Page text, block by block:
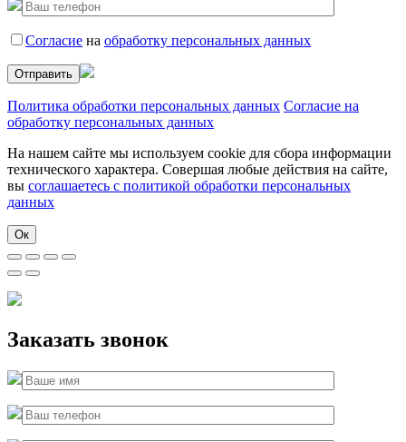
Согласие на обработку персональных данных
Политика обработки персональных данных Согласие на
обработку персональных данных
На нашем сайте мы используем cookie для сбора информации
технического характера. Совершая любые действия на сайте,
вы соглашаетесь с политикой обработки персональных
данных
Ок
Заказать звонок